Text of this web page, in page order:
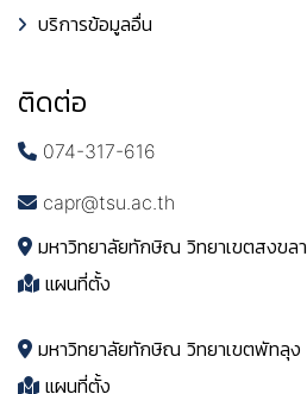
บริการข้อมูลอื่น
ติดต่อ
074-317-616
capr@tsu.ac.th
มหาวิทยาลัยทักษิณ วิทยาเขตสงขลา
แผนที่ตั้ง
มหาวิทยาลัยทักษิณ วิทยาเขตพัทลุง
แผนที่ตั้ง